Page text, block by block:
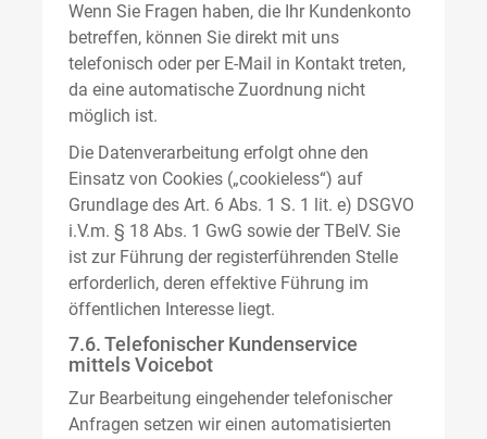
Wenn Sie Fragen haben, die Ihr Kundenkonto
betreffen, können Sie direkt mit uns
telefonisch oder per E-Mail in Kontakt treten,
da eine automatische Zuordnung nicht
möglich ist.
Die Datenverarbeitung erfolgt ohne den
Einsatz von Cookies („cookieless“) auf
Grundlage des Art. 6 Abs. 1 S. 1 lit. e) DSGVO
i.V.m. § 18 Abs. 1 GwG sowie der TBelV. Sie
ist zur Führung der registerführenden Stelle
erforderlich, deren effektive Führung im
öffentlichen Interesse liegt.
7.6. Telefonischer Kundenservice
mittels Voicebot
Zur Bearbeitung eingehender telefonischer
Anfragen setzen wir einen automatisierten